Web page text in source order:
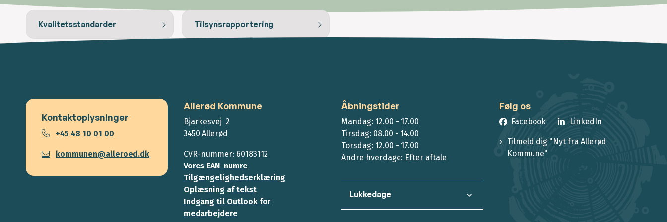
Kvalitetsstandarder Tilsynsrapportering
Kontaktoplysninger
+45 48 10 01 00
kommunen@alleroed.dk
Allerød Kommune
Bjarkesvej 2
3450 Allerød
CVR-nummer: 60183112
Vores EAN-numre
Tilgængelighedserklæring
Oplæsning af tekst
Indgang til Outlook for
medarbejdere
Åbningstider
Mandag: 12.00 - 17.00
Tirsdag: 08.00 - 14.00
Torsdag: 12.00 - 17.00
Andre hverdage: Efter aftale
Lukkedage
Følg os
Facebook LinkedIn
Tilmeld dig "Nyt fra Allerød
Kommune"